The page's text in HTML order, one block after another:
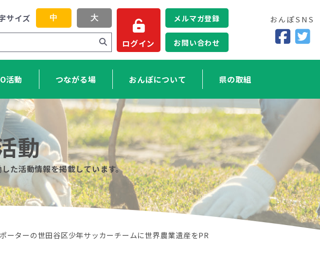
サイズ 中 大
ログイン
活動 つながる場 おんぽについて 県の取組
メルマガ登録
お問い合わせ
おんぽSNS
動
た活動情報を掲載しています。
ーターの世田谷区少年サッカーチームに世界農業遺産をPR